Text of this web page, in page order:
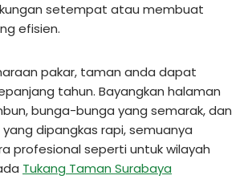
setempat atau membuat
efisien.
pakar, taman anda dapat
tahun. Bayangkan halaman
bunga-bunga yang semarak, dan
dipangkas rapi, semuanya
profesional seperti untuk wilayah
Tukang Taman Surabaya